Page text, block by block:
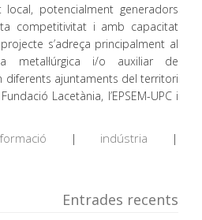
potencialment generadors
competitivitat i amb capacitat
s’adreça principalment al
metal·lúrgica i/o auxiliar de
diferents ajuntaments del territori
Lacetània, l’EPSEM-UPC i
formació | indústria |
Entrades recents